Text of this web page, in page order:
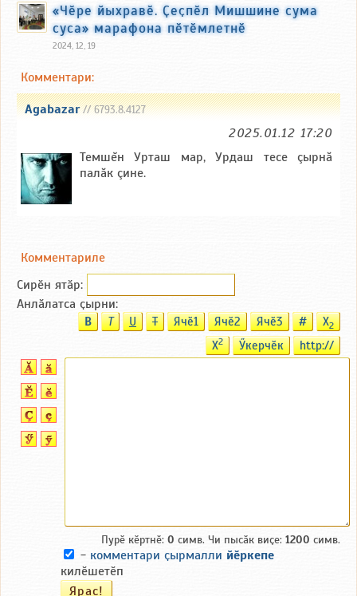
«Чӗре йыхравӗ. Ҫеҫпӗл Мишшине сума
суса» марафона пӗтӗмлетнӗ
2024, 12, 19
Комментари:
Agabazar// 6793.8.4127
2025.01.12 17:20
Темшĕн Урташ мар, Урдаш тесе çырнă
палăк çине.
Комментариле
Сирӗн ятӑp:
Анлӑлатса ҫырни:
B T U T Ячӗ1 Ячӗ2 Ячӗ3 # X2
X2 Ӳкерчӗк http://
Пурӗ кӗртнӗ: 0 симв. Чи пысӑк виҫе: 1200 симв.
- комментари ҫырмалли йӗркепе
килӗшетӗп